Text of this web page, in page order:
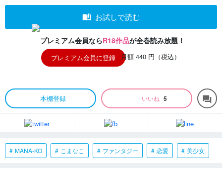
auto_stories お試しで読む
プレミアム会員ならR18作品が全巻読み放題！
プレミアム会員に登録 月額 440 円（税込）
本棚登録 いいね 5 forum
MANA-KO こまなこ ファンタジー 恋愛 美少女